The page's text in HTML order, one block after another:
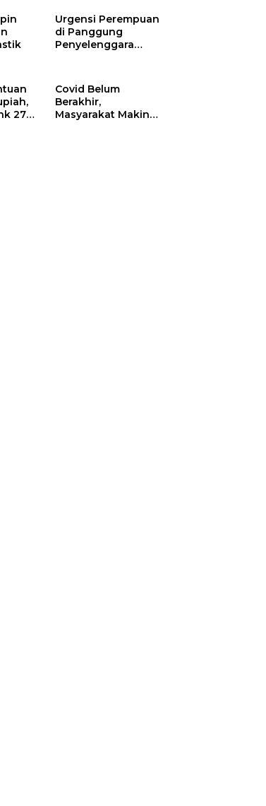
Urgensi Perempuan
di Panggung
Penyelenggara
270
Covid Belum
Berakhir,
Masyarakat Makin